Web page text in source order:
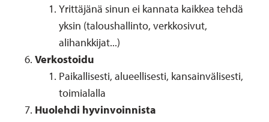
Yrittäjänä sinun ei kannata kaikkea tehdä
yksin (taloushallinto, verkkosivut,
alihankkijat...)
Verkostoidu
Paikallisesti, alueellisesti, kansainvälisesti,
toimialalla
Huolehdi hyvinvoinnista